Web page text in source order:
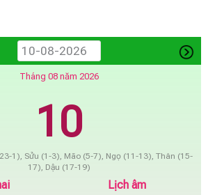
Tháng 08 năm 2026
10
1), Sửu (1-3), Mão (5-7), Ngọ (11-13), Thân (15-
17), Dậu (17-19)
Lịch âm